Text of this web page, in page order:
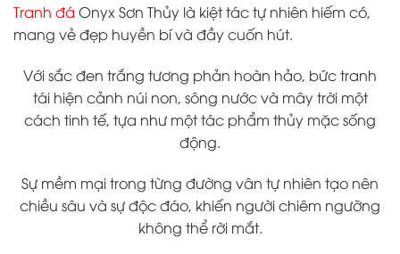
Tranh đá Onyx Sơn Thủy là kiệt tác tự nhiên hiếm có,
mang vẻ đẹp huyền bí và đầy cuốn hút.
Với sắc đen trắng tương phản hoàn hảo, bức tranh
tái hiện cảnh núi non, sông nước và mây trời một
cách tinh tế, tựa như một tác phẩm thủy mặc sống
động.
Sự mềm mại trong từng đường vân tự nhiên tạo nên
chiều sâu và sự độc đáo, khiến người chiêm ngưỡng
không thể rời mắt.